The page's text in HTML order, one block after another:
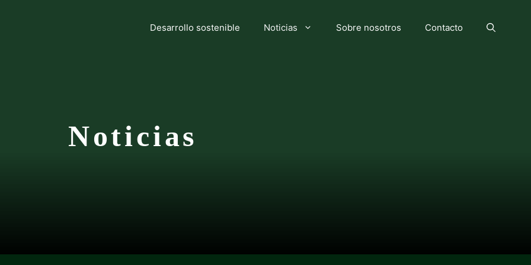
Desarrollo sostenible Noticias Sobre nosotros Contacto
Noticias